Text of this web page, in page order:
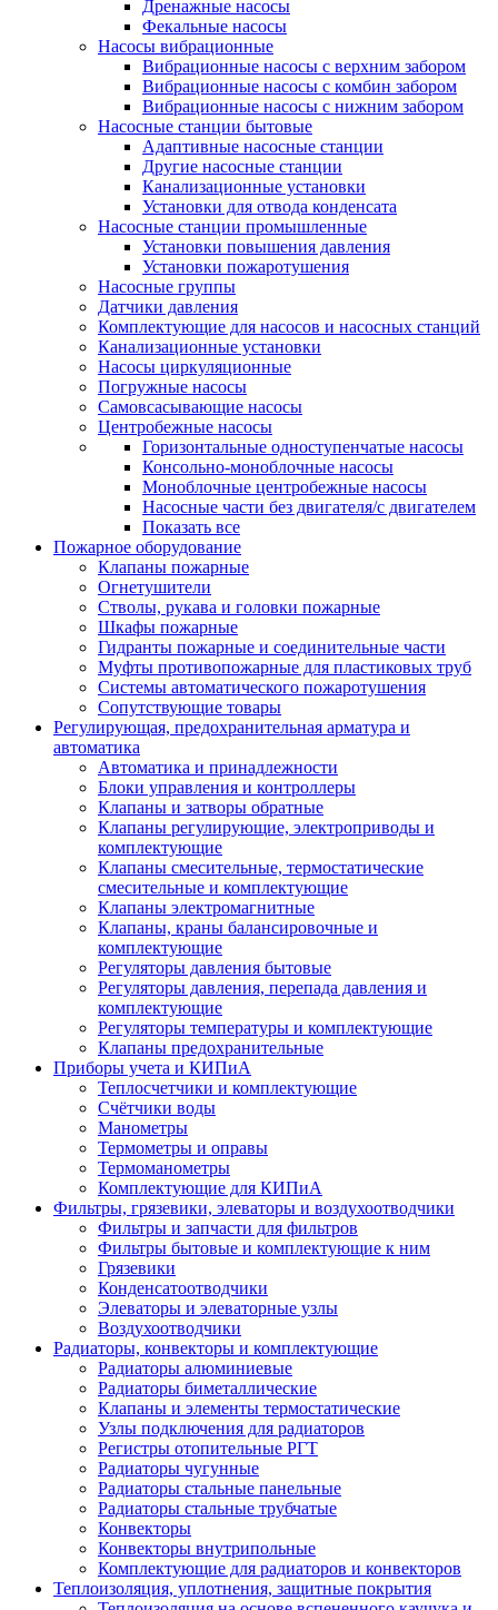
Дренажные насосы
Фекальные насосы
Насосы вибрационные
Вибрационные насосы с верхним забором
Вибрационные насосы с комбин забором
Вибрационные насосы с нижним забором
Насосные станции бытовые
Адаптивные насосные станции
Другие насосные станции
Канализационные установки
Установки для отвода конденсата
Насосные станции промышленные
Установки повышения давления
Установки пожаротушения
Насосные группы
Датчики давления
Комплектующие для насосов и насосных станций
Канализационные установки
Насосы циркуляционные
Погружные насосы
Самовсасывающие насосы
Центробежные насосы
Горизонтальные одноступенчатые насосы
Консольно-моноблочные насосы
Моноблочные центробежные насосы
Насосные части без двигателя/с двигателем
Показать все
Пожарное оборудование
Клапаны пожарные
Огнетушители
Стволы, рукава и головки пожарные
Шкафы пожарные
Гидранты пожарные и соединительные части
Муфты противопожарные для пластиковых труб
Системы автоматического пожаротушения
Сопутствующие товары
Регулирующая, предохранительная арматура и
автоматика
Автоматика и принадлежности
Блоки управления и контроллеры
Клапаны и затворы обратные
Клапаны регулирующие, электроприводы и
комплектующие
Клапаны смесительные, термостатические
смесительные и комплектующие
Клапаны электромагнитные
Клапаны, краны балансировочные и
комплектующие
Регуляторы давления бытовые
Регуляторы давления, перепада давления и
комплектующие
Регуляторы температуры и комплектующие
Клапаны предохранительные
Приборы учета и КИПиА
Теплосчетчики и комплектующие
Счётчики воды
Манометры
Термометры и оправы
Термоманометры
Комплектующие для КИПиА
Фильтры, грязевики, элеваторы и воздухоотводчики
Фильтры и запчасти для фильтров
Фильтры бытовые и комплектующие к ним
Грязевики
Конденсатоотводчики
Элеваторы и элеваторные узлы
Воздухоотводчики
Радиаторы, конвекторы и комплектующие
Радиаторы алюминиевые
Радиаторы биметаллические
Клапаны и элементы термостатические
Узлы подключения для радиаторов
Регистры отопительные РГТ
Радиаторы чугунные
Радиаторы стальные панельные
Радиаторы стальные трубчатые
Конвекторы
Конвекторы внутрипольные
Комплектующие для радиаторов и конвекторов
Теплоизоляция, уплотнения, защитные покрытия